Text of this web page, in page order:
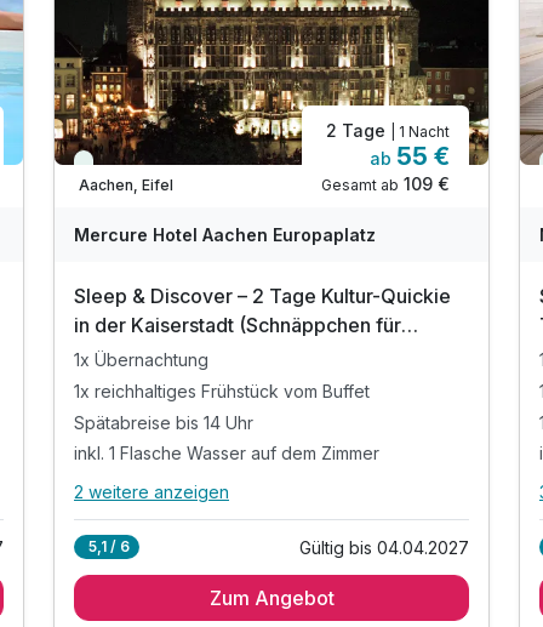
Viele Termine frei
Aachen, Eifel
2 Tage | 1 Nacht
ab 55 €
Gesamt ab 109 €
Mercure Hotel Aachen Europaplatz
Sleep & Discover – 2 Tage Kultur-Quickie
in der Kaiserstadt (Schnäppchen für
Kurzentschlossene)
1x Übernachtung
1x reichhaltiges Frühstück vom Buffet
Spätabreise bis 14 Uhr
inkl. 1 Flasche Wasser auf dem Zimmer
Alle Inklusivleistungen
1x reichhaltiges Frühstück vom Buffet
2 weitere anzeigen
5,1 / 6 Gültig bis 04.04.2027
Zum Angebot